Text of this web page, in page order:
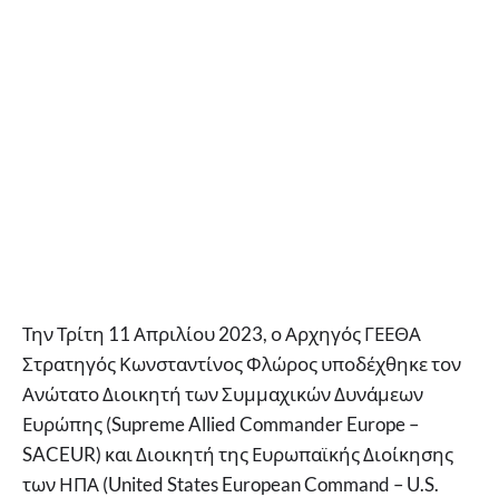
Την Τρίτη 11 Απριλίου 2023, ο Αρχηγός ΓΕΕΘΑ
Στρατηγός Κωνσταντίνος Φλώρος υποδέχθηκε τον
Ανώτατο Διοικητή των Συμμαχικών Δυνάμεων
Ευρώπης (Supreme Allied Commander Europe –
SACEUR) και Διοικητή της Ευρωπαϊκής Διοίκησης
των ΗΠΑ (United States European Command – U.S.